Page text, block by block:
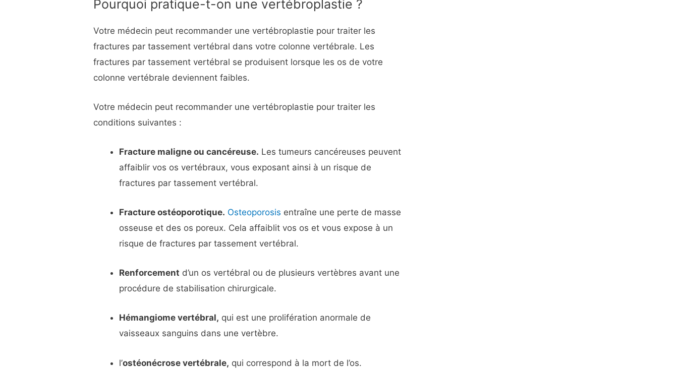
Pourquoi pratique-t-on une vertébroplastie ?
Votre médecin peut recommander une vertébroplastie pour traiter les
fractures par tassement vertébral dans votre colonne vertébrale. Les
fractures par tassement vertébral se produisent lorsque les os de votre
colonne vertébrale deviennent faibles.
Votre médecin peut recommander une vertébroplastie pour traiter les
conditions suivantes :
Fracture maligne ou cancéreuse. Les tumeurs cancéreuses peuvent
affaiblir vos os vertébraux, vous exposant ainsi à un risque de
fractures par tassement vertébral.
Fracture ostéoporotique. Osteoporosis entraîne une perte de masse
osseuse et des os poreux. Cela affaiblit vos os et vous expose à un
risque de fractures par tassement vertébral.
Renforcement d’un os vertébral ou de plusieurs vertèbres avant une
procédure de stabilisation chirurgicale.
Hémangiome vertébral, qui est une prolifération anormale de
vaisseaux sanguins dans une vertèbre.
l’ostéonécrose vertébrale, qui correspond à la mort de l’os.